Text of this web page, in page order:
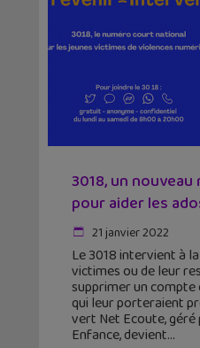
3018, un
pour aider les
21 janvier 2022
Le 3018 intervient à
victimes ou de leur
supprimer un
qui leur porteraient
vert Net Ecoute, géré
Enfance, devient